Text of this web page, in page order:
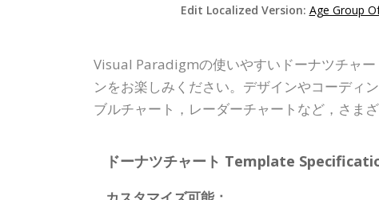
Edit Localized Version: Age Group
Visual Paradigmの使いやすいドーナツチャ
ンをお楽しみください。デザインやコーディ
ブルチャート，レーダーチャートなど，さま
ドーナツチャート Template